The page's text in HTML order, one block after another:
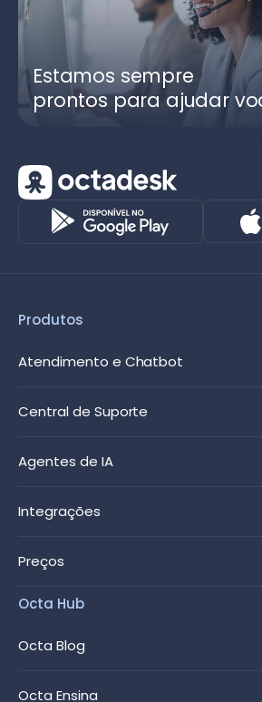
Estamos sempre
prontos para ajudar
Produtos
Atendimento e Chatbot
Central de Suporte
Agentes de IA
Integrações
Preços
Octa Hub
Octa Blog
Octa Ensina